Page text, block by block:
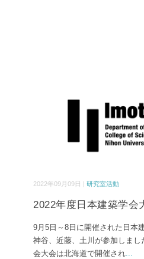
2022年09月09日 | 研究室活動
2022年度日本建築学会
9月5日～8日に開催された日本
神谷、近藤、土川が参加しま
会大会は北海道で開催され...